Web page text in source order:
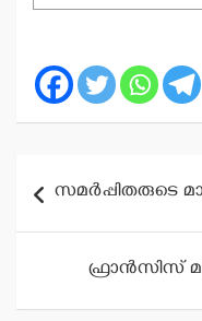
navigation
സമര്‍പ്പിതരുടെ
ഫ്രാന്‍സിസ്